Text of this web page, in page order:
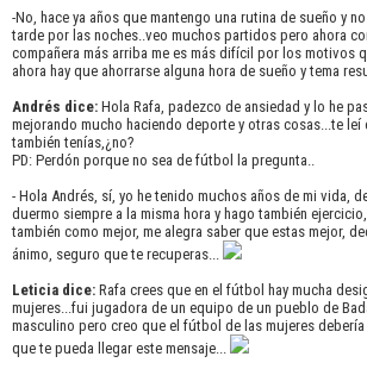
-No, hace ya años que mantengo una rutina de sueño y
tarde por las noches..veo muchos partidos pero ahora
compañera más arriba me es más difícil por los motivos
ahora hay que ahorrarse alguna hora de sueño y tema
Andrés dice: Hola Rafa, padezco de ansiedad y lo he
mejorando mucho haciendo deporte y otras cosas...te
también tenías,¿no?
PD: Perdón porque no sea de fútbol la pregunta..
- Hola Andrés, sí, yo he tenido muchos años de mi vida,
duermo siempre a la misma hora y hago también
también como mejor, me alegra saber que estas mejor,
ánimo, seguro que te recuperas...
Leticia dice: Rafa crees que en el fútbol hay mucha
mujeres...fui jugadora de un equipo de un pueblo de
masculino pero creo que el fútbol de las mujeres
que te pueda llegar este mensaje...